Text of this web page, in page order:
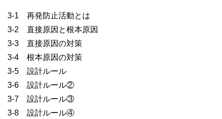
3-1 再発防止活動とは
3-2 直接原因と根本原因
3-3 直接原因の対策
3-4 根本原因の対策
3-5 設計ルール
3-6 設計ルール②
3-7 設計ルール③
3-8 設計ルール④